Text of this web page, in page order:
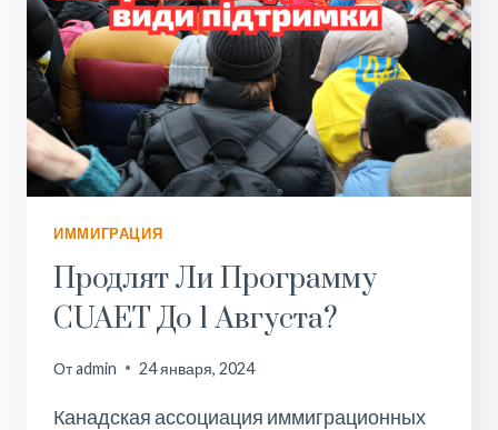
В
БЛИЖАЙШИЕ
МЕСЯЦЫ.
ИММИГРАЦИЯ
Продлят Ли Программу
CUAET До 1 Августа?
Отadmin 24 января, 2024
Канадская ассоциация иммиграционных